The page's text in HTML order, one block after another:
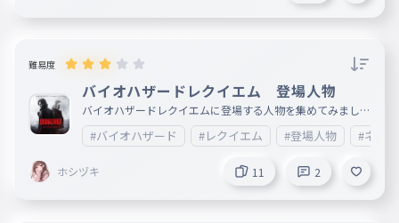
難易度
バイオハザードレクイエム 登場人物
バイオハザードレクイエムに登場する人物を集めてみました
。 ネタバレにご注意ください。アンチコメなどは受け付け
ません。
#バイオハザード #レクイエム #登場人物 #ネタ
ホシヅキ 11 2